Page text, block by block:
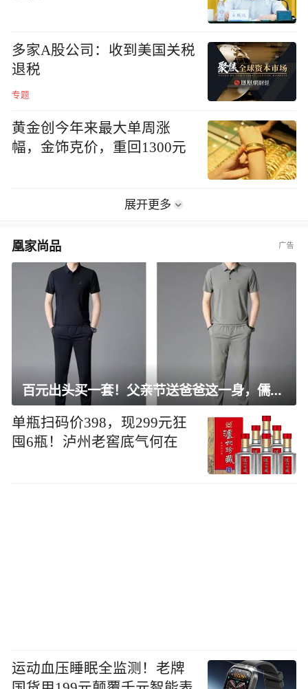
多家A股公司：收到美国关税
退税
专题
黄金创今年来最大单周涨
幅，金饰克价，重回1300元
展开更多
凰家尚品
百元出头买一套！父亲节送爸爸这一身，儒雅有型还凉爽
单瓶扫码价398，现299元狂
囤6瓶！泸州老窖底气何在
运动血压睡眠全监测！老牌